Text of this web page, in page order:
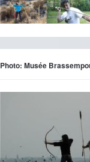
Photo: Musée